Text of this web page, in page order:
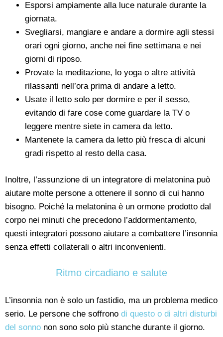
Esporsi ampiamente alla luce naturale durante la
giornata.
Svegliarsi, mangiare e andare a dormire agli stessi
orari ogni giorno, anche nei fine settimana e nei
giorni di riposo.
Provate la meditazione, lo yoga o altre attività
rilassanti nell’ora prima di andare a letto.
Usate il letto solo per dormire e per il sesso,
evitando di fare cose come guardare la TV o
leggere mentre siete in camera da letto.
Mantenete la camera da letto più fresca di alcuni
gradi rispetto al resto della casa.
Inoltre, l’assunzione di un integratore di melatonina può
aiutare molte persone a ottenere il sonno di cui hanno
bisogno. Poiché la melatonina è un ormone prodotto dal
corpo nei minuti che precedono l’addormentamento,
questi integratori possono aiutare a combattere l’insonnia
senza effetti collaterali o altri inconvenienti.
Ritmo circadiano e salute
L’insonnia non è solo un fastidio, ma un problema medico
serio. Le persone che soffrono di questo o di altri disturbi
del sonno non sono solo più stanche durante il giorno.